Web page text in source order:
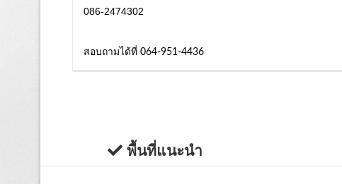
086-2474302
สอบถามได้ที่ 064-951-4436
พื้นที่แนะนำ